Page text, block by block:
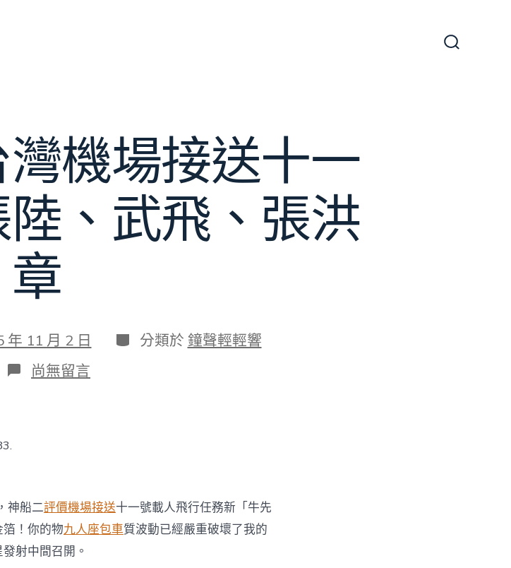
機場接送十一
、武飛、張洪
章
年 11 月 2 日 分
類
分類於 鐘聲輕輕響
在
〈神
接
送
十
一
尚無留言
神船二評價機場接送十一號載人飛行任務新「牛先
！你的物九人座包車質波動已經嚴重破壞了我的
射中間召開。